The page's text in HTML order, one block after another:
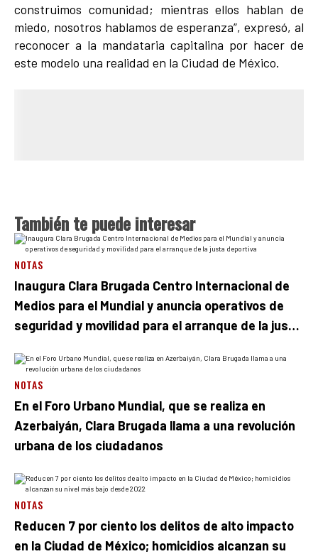
construimos comunidad; mientras ellos hablan de
miedo, nosotros hablamos de esperanza”, expresó, al
reconocer a la mandataria capitalina por hacer de
este modelo una realidad en la Ciudad de México.
También te puede interesar
NOTAS
Inaugura Clara Brugada Centro Internacional de
Medios para el Mundial y anuncia operativos de
seguridad y movilidad para el arranque de la justa
NOTAS
En el Foro Urbano Mundial, que se realiza en
Azerbaiyán, Clara Brugada llama a una revolución
urbana de los ciudadanos
NOTAS
Reducen 7 por ciento los delitos de alto impacto
en la Ciudad de México; homicidios alcanzan su